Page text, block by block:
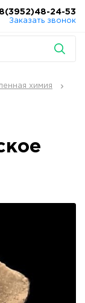
8(3952)48-24-53
Заказать звонок
химия